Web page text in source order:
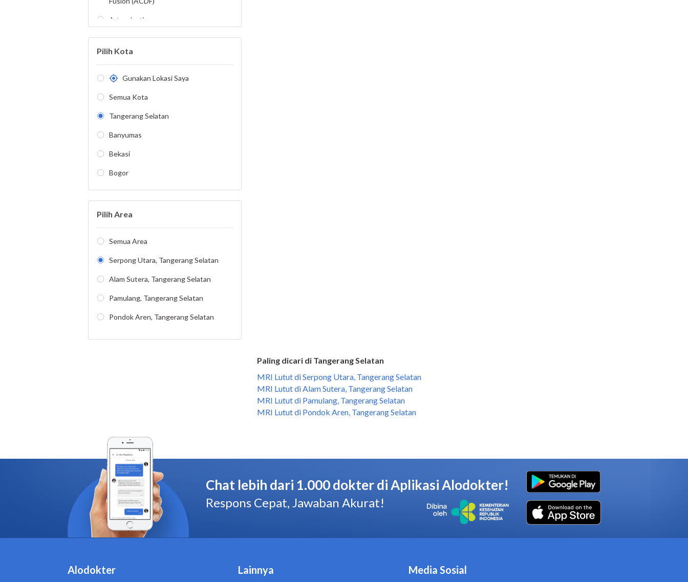
Paling dicari di Tangerang Selatan
MRI Lutut di Serpong Utara, Tangerang Selatan
MRI Lutut di Alam Sutera, Tangerang Selatan
MRI Lutut di Pamulang, Tangerang Selatan
MRI Lutut di Pondok Aren, Tangerang Selatan